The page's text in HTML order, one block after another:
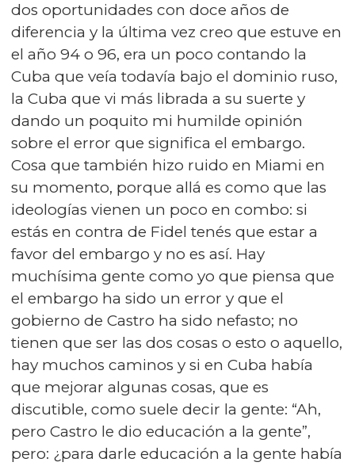
dos oportunidades con doce años de
diferencia y la última vez creo que estuve en
el año 94 o 96, era un poco contando la
Cuba que veía todavía bajo el dominio ruso,
la Cuba que vi más librada a su suerte y
dando un poquito mi humilde opinión
sobre el error que significa el embargo.
Cosa que también hizo ruido en Miami en
su momento, porque allá es como que las
ideologías vienen un poco en combo: si
estás en contra de Fidel tenés que estar a
favor del embargo y no es así. Hay
muchísima gente como yo que piensa que
el embargo ha sido un error y que el
gobierno de Castro ha sido nefasto; no
tienen que ser las dos cosas o esto o aquello,
hay muchos caminos y si en Cuba había
que mejorar algunas cosas, que es
discutible, como suele decir la gente: “Ah,
pero Castro le dio educación a la gente”,
pero: ¿para darle educación a la gente había